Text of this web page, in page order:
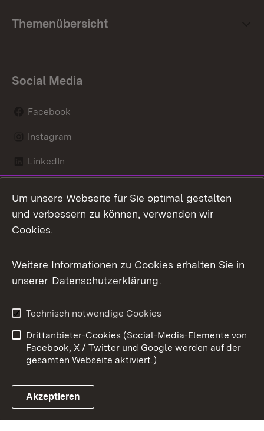
Themenübersicht
Social Media
Facebook
Instagram
LinkedIn
X / Twitter
Youtube
Link zum Landesportal
Kontakt
Datenschutz
Barrierefreiheit
Impressum
Cookies
Um unsere Webseite für Sie optimal gestalten
und verbessern zu können, verwenden wir
Cookies.
Weitere Informationen zu Cookies erhalten Sie in
unserer Datenschutzerklärung.
Technisch notwendige Cookies
Drittanbieter-Cookies (Social-Media-Elemente von
Facebook, X / Twitter und Google werden auf der
gesamten Webseite aktiviert.)
Akzeptieren